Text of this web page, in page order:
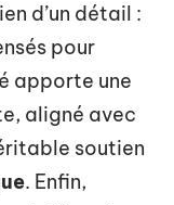
d’un détail :
pour
apporte une
aligné avec
soutien
. Enfin,